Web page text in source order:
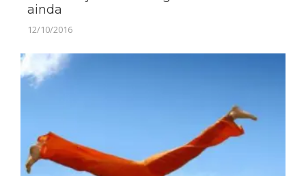
ainda
12/10/2016